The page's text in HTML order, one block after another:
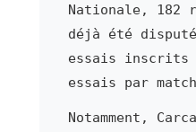
Nationale, 182
déjà été
essais inscrits
essais par
Notamment,